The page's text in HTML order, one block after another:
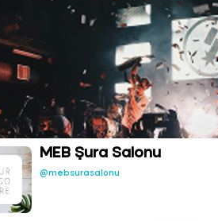
MEB Şura Salonu
@mebsurasalonu